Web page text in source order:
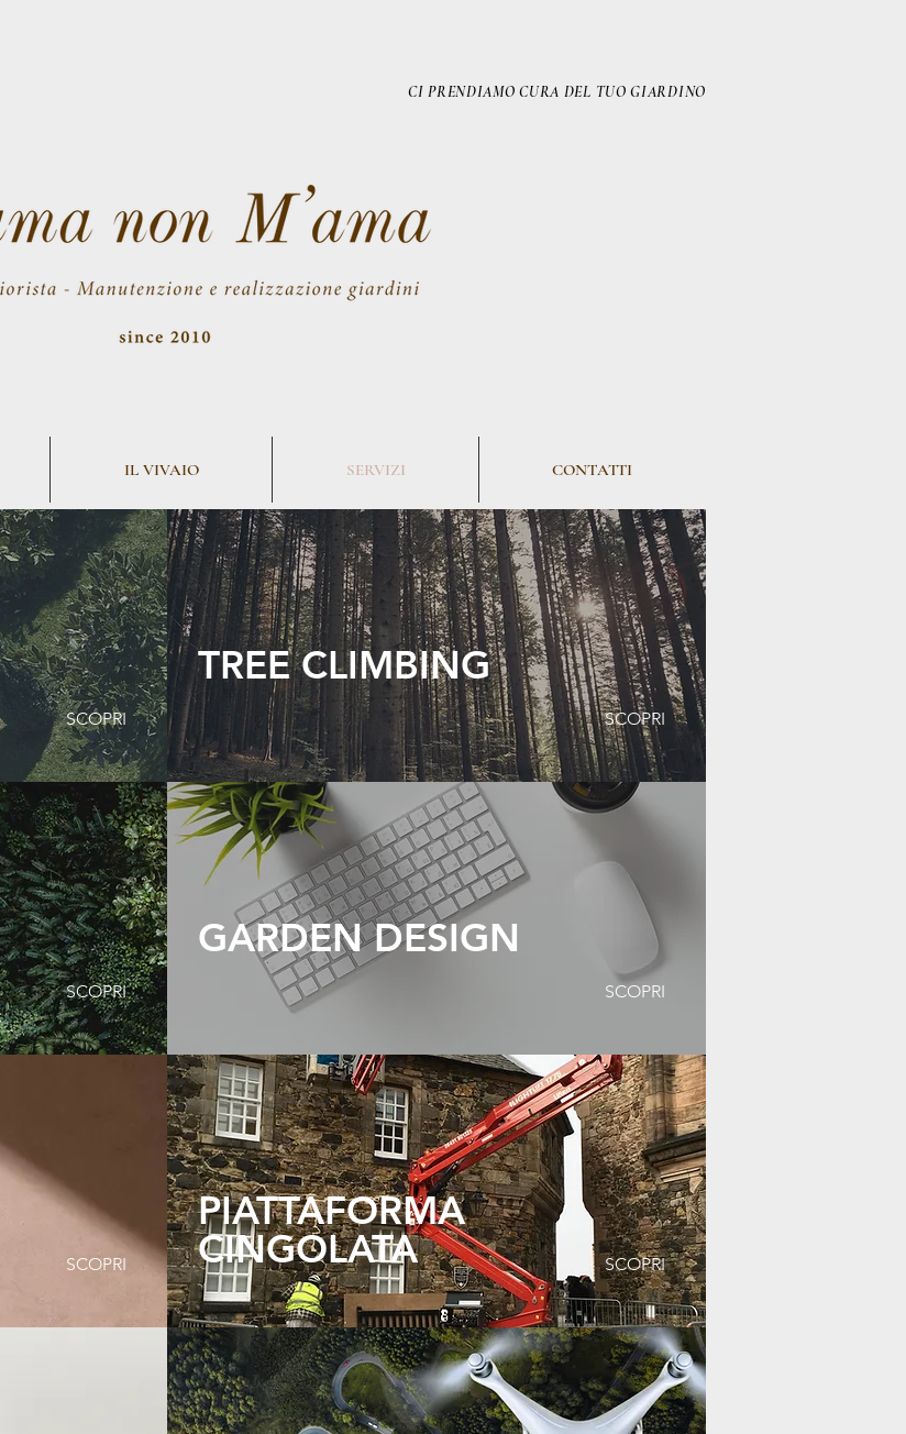
CI PRENDIAMO CURA DEL TUO GIARDINO
IL VIVAIO SERVIZI CONTATTI
SCOPRI
SCOPRI
SCOPRI
TREE CLIMBING
SCOPRI
GARDEN DESIGN
SCOPRI
PIATTAFORMA
CINGOLATA
SCOPRI